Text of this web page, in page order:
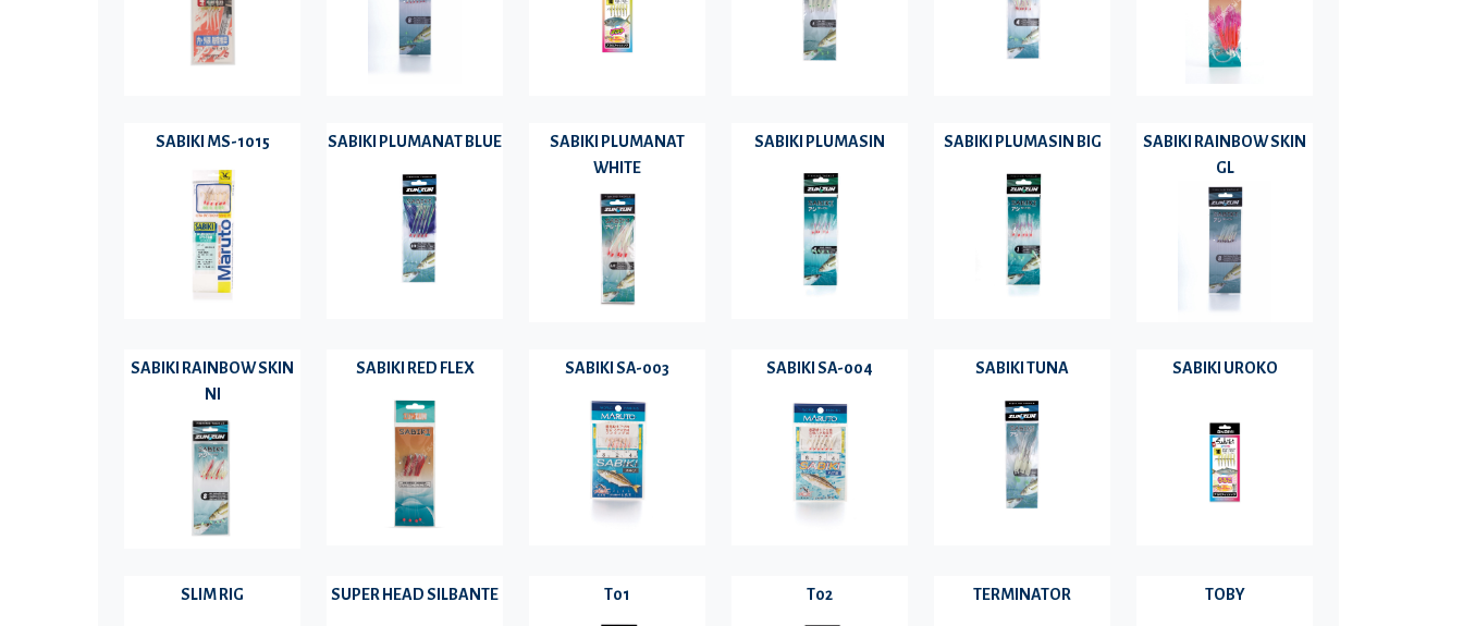
SABIKI MS-1015 SABIKI PLUMANAT BLUE
SABIKI PLUMANAT
WHITE
SABIKI PLUMASIN SABIKI PLUMASIN BIG
SABIKI RAINBOW SKIN
GL
SABIKI RAINBOW SKIN
NI
SABIKI RED FLEX SABIKI SA-003 SABIKI SA-004 SABIKI TUNA SABIKI UROKO
SLIM RIG SUPER HEAD SILBANTE T01 T02 TERMINATOR TOBY